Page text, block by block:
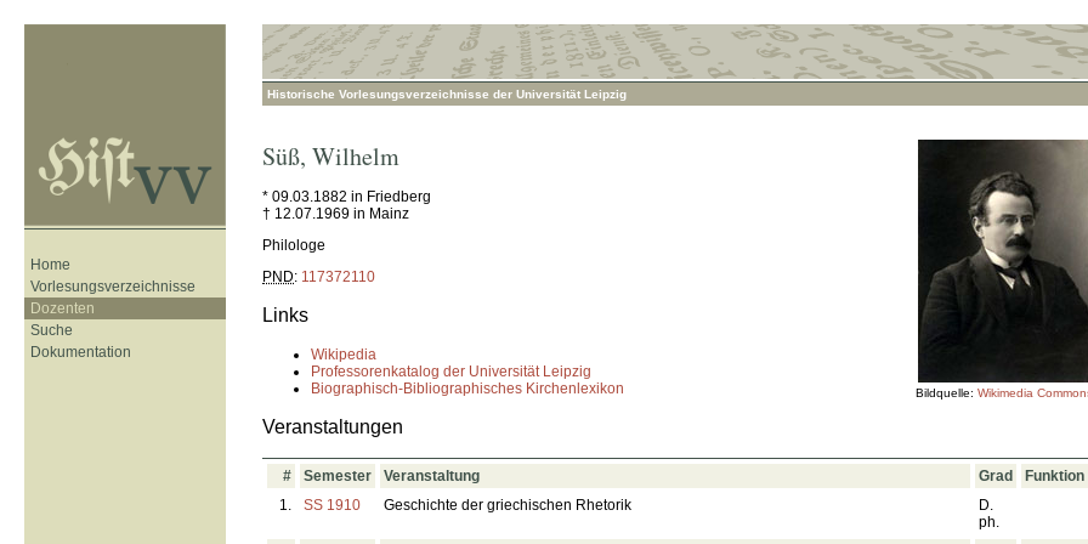
Historische Vorlesungsverzeichnisse der Universität Leipzig
Bildquelle: Wikimedia
Süß, Wilhelm
* 09.03.1882 in Friedberg
† 12.07.1969 in Mainz
Philologe
PND: 117372110
Links
Wikipedia
Professorenkatalog der Universität Leipzig
Biographisch-Bibliographisches Kirchenlexikon
Veranstaltungen
# Semester Veranstaltung Grad
Funktion
1.
SS 1910 Geschichte der griechischen Rhetorik
D.
ph.
Home
Vorlesungsverzeichnisse
Dozenten
Suche
Dokumentation